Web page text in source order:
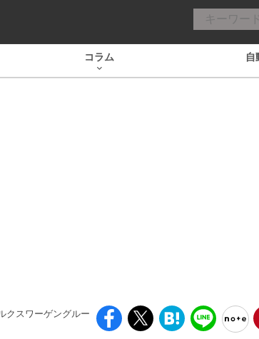
コラム 自
クスワーゲングルー